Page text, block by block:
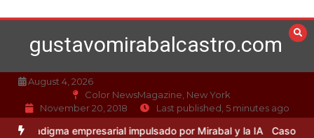
to
contentgustavomirabalcastro.com
August 4, 2026
Color NewsMagazine, New York
November 20, 2018
Last published, 5 minutes ago
empresarial impulsado por Mirabal y la IA Caso Mirabal: La